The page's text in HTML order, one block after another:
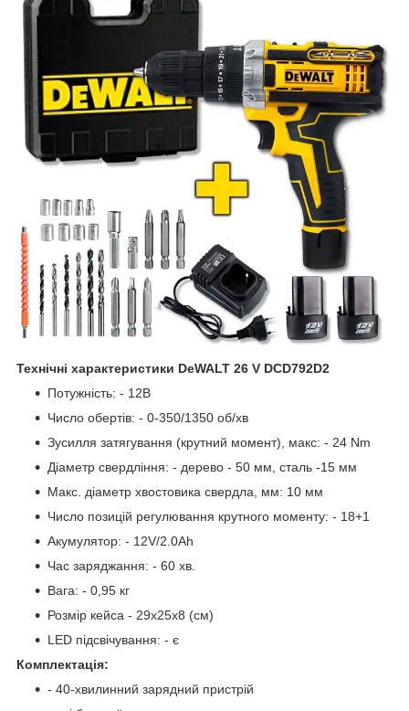
Технічні характеристики DeWALT 26 V DCD792D2
Потужність: - 12В
Число обертів: - 0-350/1350 об/хв
Зусилля затягування (крутний момент), макс: - 24 Nm
Діаметр свердління: - дерево - 50 мм, сталь -15 мм
Макс. діаметр хвостовика свердла, мм: 10 мм
Число позицій регулювання крутного моменту: - 18+1
Акумулятор: - 12V/2.0Ah
Час заряджання: - 60 хв.
Вага: - 0,95 кг
Розмір кейса - 29х25х8 (см)
LED підсвічування: - є
Комплектація:
- 40-хвилинний зарядний пристрій